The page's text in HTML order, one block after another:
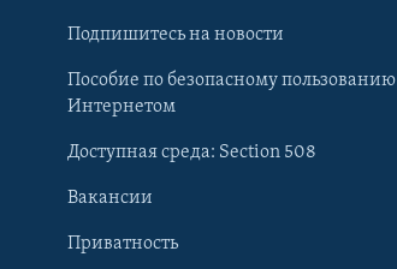
Learning English
Языки
Подпишитесь на новости
Пособие по безопасному пользованию
Интернетом
Доступная среда: Section 508
Вакансии
Приватность